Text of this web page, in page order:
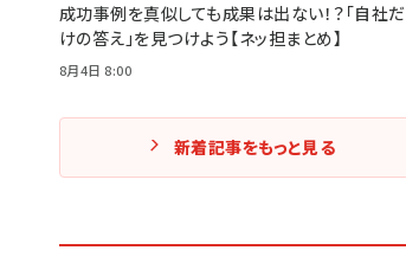
成功事例を真似しても成果は出ない！？「自社だ
けの答え」を見つけよう【ネッ担まとめ】
8月4日 8:00
新着記事をもっと見る